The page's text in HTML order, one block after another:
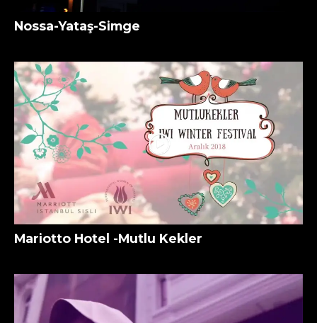
Nossa-Yataş-Simge
Mariotto Hotel -Mutlu Kekler